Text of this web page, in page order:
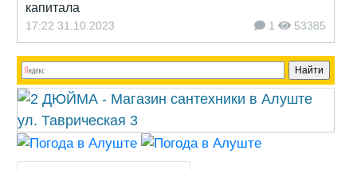
капитала
17:22 31.10.2023 1 53385